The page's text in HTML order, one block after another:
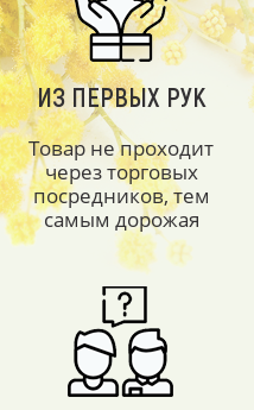
ИЗ ПЕРВЫХ РУК
Товар не проходит
через торговых
посредников, тем
самым дорожая